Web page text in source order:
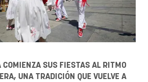
COMIENZA SUS FIESTAS AL RITMO
UNA TRADICIÓN QUE VUELVE A